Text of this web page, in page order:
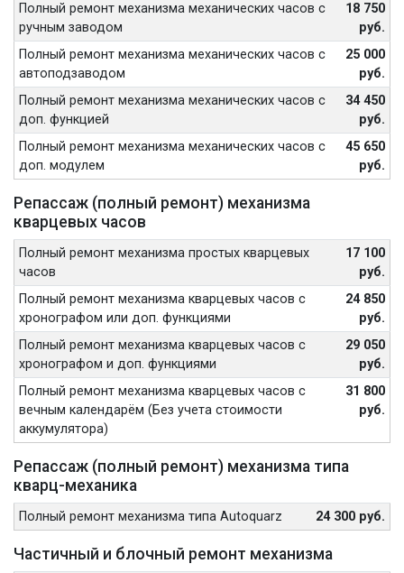
Полный ремонт механизма механических часов с
ручным заводом
18 750
руб.
Полный ремонт механизма механических часов с
автоподзаводом
25 000
руб.
Полный ремонт механизма механических часов с
доп. функцией
34 450
руб.
Полный ремонт механизма механических часов с
доп. модулем
45 650
руб.
Репассаж (полный ремонт) механизма
кварцевых часов
Полный ремонт механизма простых кварцевых
часов
17 100
руб.
Полный ремонт механизма кварцевых часов с
хронографом или доп. функциями
24 850
руб.
Полный ремонт механизма кварцевых часов с
хронографом и доп. функциями
29 050
руб.
Полный ремонт механизма кварцевых часов с
вечным календарём (Без учета стоимости
аккумулятора)
31 800
руб.
Репассаж (полный ремонт) механизма типа
кварц-механика
Полный ремонт механизма типа Autoquarz 24 300 руб.
Частичный и блочный ремонт механизма